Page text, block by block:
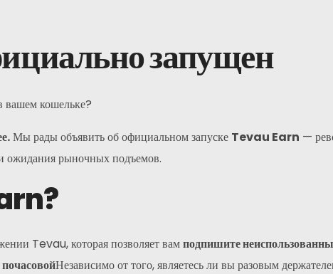
запущен
вашем кошельке?
Мы рады объявить об официальном запуске Tevau Earn —
ожидания рыночных подъемов.
Tevau, которая позволяет вамподпишите
почасовойНезависимо от того, являетесь ли вы разовым